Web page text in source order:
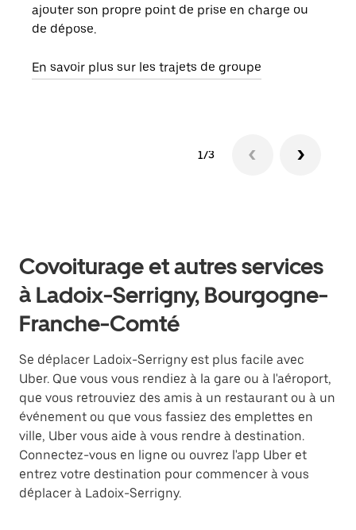
ajouter son propre point de prise en charge ou
de dépose.
En savoir plus sur les trajets de groupe
1/3
Covoiturage et autres services
à Ladoix-Serrigny, Bourgogne-
Franche-Comté
Se déplacer Ladoix-Serrigny est plus facile avec
Uber. Que vous vous rendiez à la gare ou à l'aéroport,
que vous retrouviez des amis à un restaurant ou à un
événement ou que vous fassiez des emplettes en
ville, Uber vous aide à vous rendre à destination.
Connectez-vous en ligne ou ouvrez l'app Uber et
entrez votre destination pour commencer à vous
déplacer à Ladoix-Serrigny.